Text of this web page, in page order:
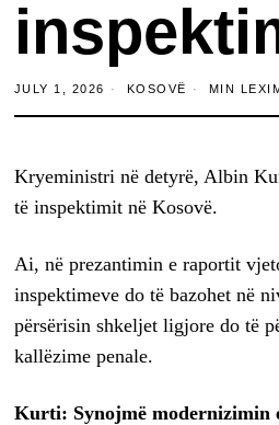
JULY 1, 2026 KOSOVË MIN
Kryeministri në detyrë, Albin
të inspektimit në Kosovë.
Ai, në prezantimin e raportit
inspektimeve do të bazohet në
përsërisin shkeljet ligjore do të
kallëzime penale.
Kurti: Synojmë modernizimin